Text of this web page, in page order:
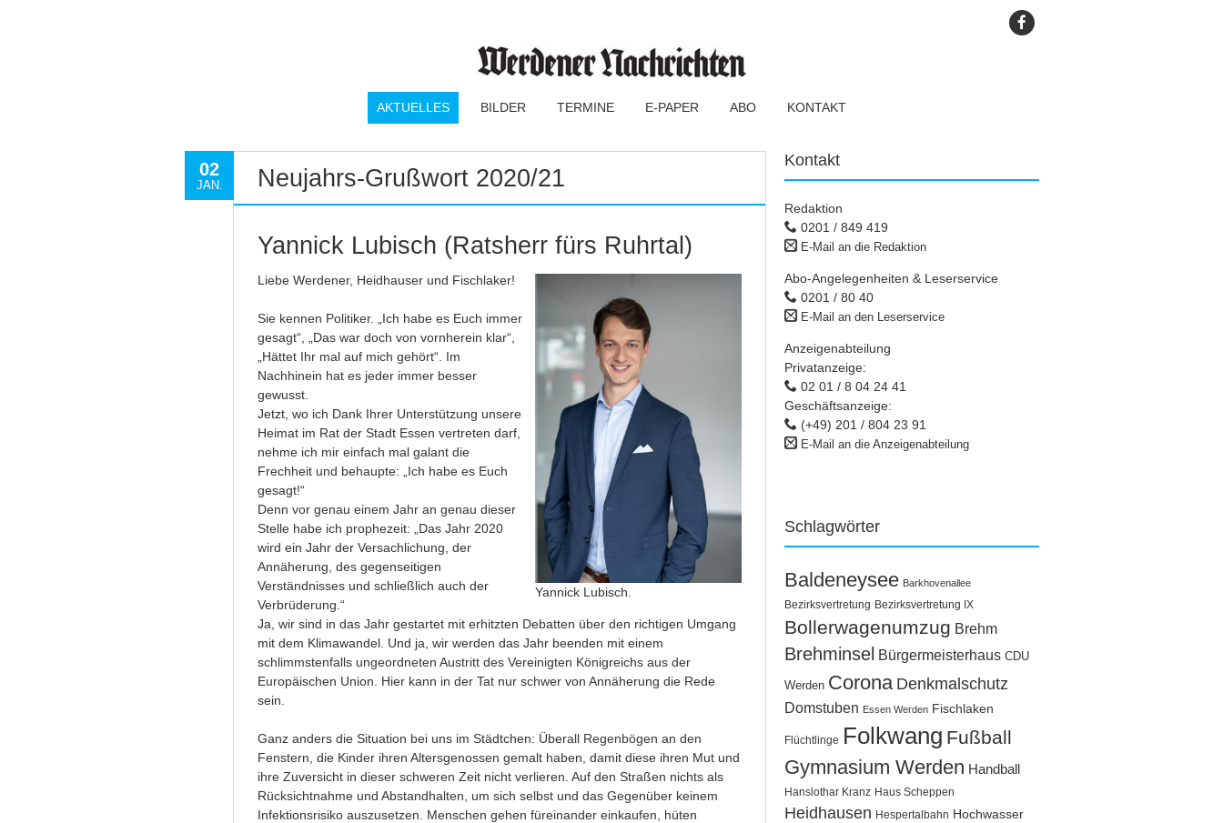
AKTUELLES BILDER TERMINE E-PAPER ABO KONTAKT
02
JAN. Neujahrs-Grußwort 2020/21
Yannick Lubisch (Ratsherr fürs Ruhrtal)
Yannick Lubisch.
Liebe Werdener, Heidhauser und Fischlaker!
Sie kennen Politiker. „Ich habe es Euch immer
gesagt“, „Das war doch von vornherein klar“,
„Hättet Ihr mal auf mich gehört“. Im
Nachhinein hat es jeder immer besser
gewusst.
Jetzt, wo ich Dank Ihrer Unterstützung unsere
Heimat im Rat der Stadt Essen vertreten darf,
nehme ich mir einfach mal galant die
Frechheit und behaupte: „Ich habe es Euch
gesagt!“
Denn vor genau einem Jahr an genau dieser
Stelle habe ich prophezeit: „Das Jahr 2020
wird ein Jahr der Versachlichung, der
Annäherung, des gegenseitigen
Verständnisses und schließlich auch der
Verbrüderung.“
Ja, wir sind in das Jahr gestartet mit erhitzten Debatten über den richtigen Umgang
mit dem Klimawandel. Und ja, wir werden das Jahr beenden mit einem
schlimmstenfalls ungeordneten Austritt des Vereinigten Königreichs aus der
Europäischen Union. Hier kann in der Tat nur schwer von Annäherung die Rede
sein.
Ganz anders die Situation bei uns im Städtchen: Überall Regenbögen an den
Fenstern, die Kinder ihren Altersgenossen gemalt haben, damit diese ihren Mut und
ihre Zuversicht in dieser schweren Zeit nicht verlieren. Auf den Straßen nichts als
Rücksichtnahme und Abstandhalten, um sich selbst und das Gegenüber keinem
Infektionsrisiko auszusetzen. Menschen gehen füreinander einkaufen, hüten
Kontakt
Redaktion
0201 / 849 419
E-Mail an die Redaktion
Abo-Angelegenheiten & Leserservice
0201 / 80 40
E-Mail an den Leserservice
Anzeigenabteilung
Privatanzeige:
02 01 / 8 04 24 41
Geschäftsanzeige:
(+49) 201 / 804 23 91
E-Mail an die Anzeigenabteilung
Schlagwörter
Baldeneysee Barkhovenallee
Bezirksvertretung Bezirksvertretung IX
Bollerwagenumzug Brehm
Brehminsel Bürgermeisterhaus CDU
Werden Corona Denkmalschutz
Domstuben Essen Werden Fischlaken
Flüchtlinge Folkwang Fußball
Gymnasium Werden Handball
Hanslothar Kranz Haus Scheppen
Heidhausen Hespertalbahn Hochwasser